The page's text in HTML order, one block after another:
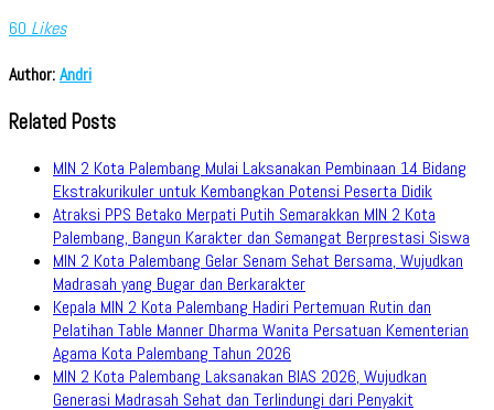
60 Likes
Author:Andri
Related Posts
MIN 2 Kota Palembang Mulai Laksanakan Pembinaan 14 Bidang
Ekstrakurikuler untuk Kembangkan Potensi Peserta Didik
Atraksi PPS Betako Merpati Putih Semarakkan MIN 2 Kota
Palembang, Bangun Karakter dan Semangat Berprestasi Siswa
MIN 2 Kota Palembang Gelar Senam Sehat Bersama, Wujudkan
Madrasah yang Bugar dan Berkarakter
Kepala MIN 2 Kota Palembang Hadiri Pertemuan Rutin dan
Pelatihan Table Manner Dharma Wanita Persatuan Kementerian
Agama Kota Palembang Tahun 2026
MIN 2 Kota Palembang Laksanakan BIAS 2026, Wujudkan
Generasi Madrasah Sehat dan Terlindungi dari Penyakit